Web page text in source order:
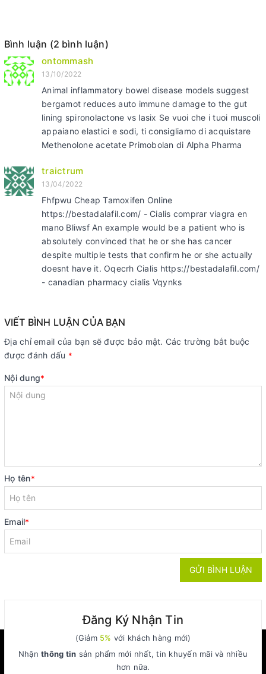
Bình luận (2 bình luận)
ontommash
13/10/2022
Animal inflammatory bowel disease models suggest
bergamot reduces auto immune damage to the gut
lining spironolactone vs lasix Se vuoi che i tuoi muscoli
appaiano elastici e sodi, ti consigliamo di acquistare
Methenolone acetate Primobolan di Alpha Pharma
traictrum
13/04/2022
Fhfpwu Cheap Tamoxifen Online
https://bestadalafil.com/ - Cialis comprar viagra en
mano Bliwsf An example would be a patient who is
absolutely convinced that he or she has cancer
despite multiple tests that confirm he or she actually
doesnt have it. Oqecrh Cialis https://bestadalafil.com/
- canadian pharmacy cialis Vqynks
VIẾT BÌNH LUẬN CỦA BẠN
Địa chỉ email của bạn sẽ được bảo mật. Các trường bắt buộc
được đánh dấu *
Nội dung*
Họ tên*
Email*
GỬI BÌNH LUẬN
Đăng Ký Nhận Tin
(Giảm 5% với khách hàng mới)
Nhậnthông tin sản phẩm mới nhất, tin khuyến mãi và nhiều
hơn nữa.